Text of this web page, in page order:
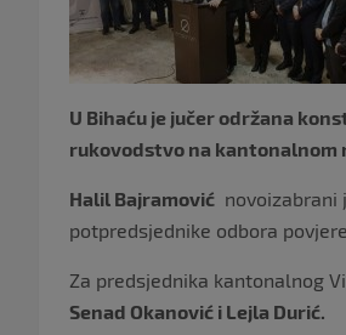
U Bihaću je jučer održana
rukovodstvo na kantonalnom
Halil Bajramović novoizabrani
potpredsjednike odbora
Za predsjednika kantonalnog
Senad Okanović i Lejla Durić.